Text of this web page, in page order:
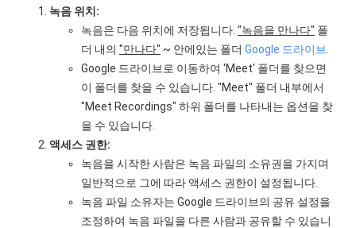
녹음 위치:
녹음은 다음 위치에 저장됩니다."녹음을 만나다" 폴
더 내의"만나다" ~ 안에있는 폴더Google 드라이브
Google 드라이브로 이동하여 'Meet' 폴더를 찾으면
이 폴더를 찾을 수 있습니다. "Meet" 폴더 내부에서
"Meet Recordings" 하위 폴더를 나타내는 옵션을 찾
을 수 있습니다.
액세스 권한:
녹음을 시작한 사람은 녹음 파일의 소유권을 가지며
일반적으로 그에 따라 액세스 권한이 설정됩니다.
녹음 파일 소유자는 Google 드라이브의 공유 설정을
조정하여 녹음 파일을 다른 사람과 공유할 수 있습니